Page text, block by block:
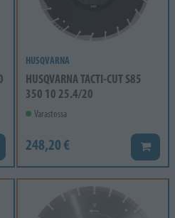
koriin
HUSQVARNA
HUSQVARNA TACTI-CUT S85
350 10 25.4/20
Varastossa
248,20 € Lisää